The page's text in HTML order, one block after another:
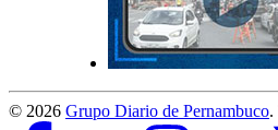
© 2026 Grupo Diario de Pernambuco.